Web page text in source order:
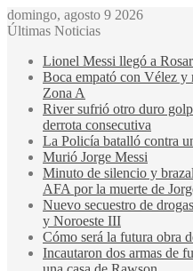
domingo, agosto 9 2026
Últimas Noticias
Lionel Messi llegó a
Boca empató con Vélez y
Zona A
River sufrió otro duro
derrota consecutiva
La Policía batalló contra
Murió Jorge Messi
Minuto de silencio y
AFA por la muerte de
Nuevo secuestro de
y Noroeste III
Cómo será la futura obra
Incautaron dos armas de